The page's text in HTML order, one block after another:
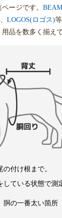
ージです。
LOGOS(ロゴス)
品を数多く揃え
付け根まで。
ている状態で測
胴の一番太い箇所